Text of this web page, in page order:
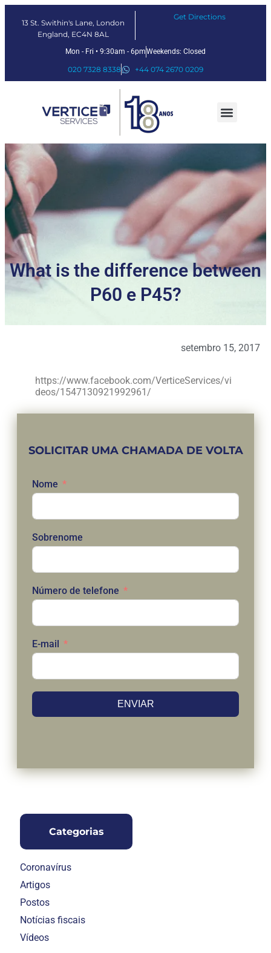
13 St. Swithin's Lane, London
England, EC4N 8AL
Get Directions
Mon - Fri • 9:30am - 6pmWeekends: Closed
020 7328 8338 +44 074 2670 0209
What is the difference between
P60 e P45?
setembro 15, 2017
https://www.facebook.com/VerticeServices/vi
deos/1547130921992961/
SOLICITAR UMA CHAMADA DE VOLTA
Nome
Sobrenome
Número de telefone
E-mail
ENVIAR
Categorias
Coronavírus
Artigos
Postos
Notícias fiscais
Vídeos